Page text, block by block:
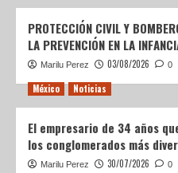
PROTECCIÓN CIVIL Y
LA PREVENCIÓN EN LA
Marilu Perez 03/08/2026 0
México Noticias
El empresario de 34 años
los conglomerados más
Marilu Perez 30/07/2026 0